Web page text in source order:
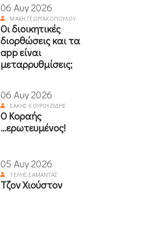
06 Αυγ 2026
ΜΆΧΗ ΓΕΩΡΓΑΚΟΠΟΎΛΟΥ
Οι διοικητικές
διορθώσεις και τα
app είναι
μεταρρυθμίσεις;
06 Αυγ 2026
ΣΆΚΗΣ ΚΟΥΡΟΥΖΊΔΗΣ
Ο Κοραής
...ερωτευμένος!
05 Αυγ 2026
ΤΈΛΗΣ ΣΑΜΑΝΤΆΣ
Τζον Χιούστον